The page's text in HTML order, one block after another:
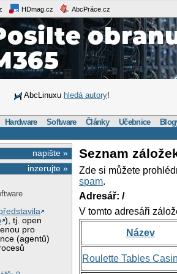
HDmag.cz AbcPráce.cz
AbcLinuxu hledá autory!
Hardware Software Články Učebnice
napište »
inzerujte »
), tj. open
pro
(agentů)
Seznam
Zde si můžete
spam.
Adresář: /
V tomto adresáři
Název
Roulette Tables